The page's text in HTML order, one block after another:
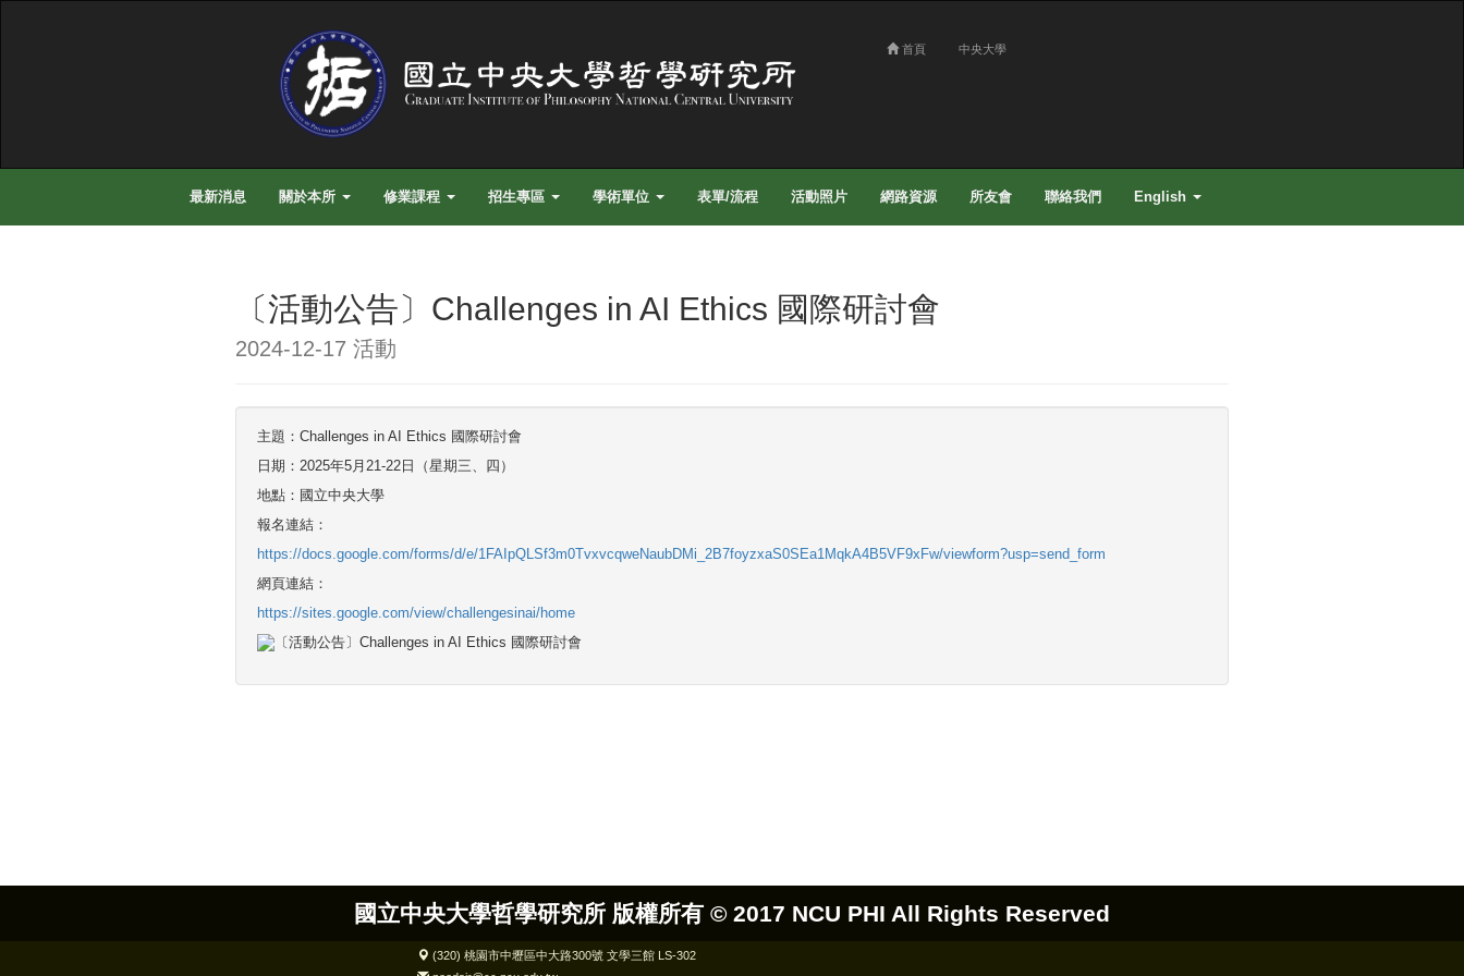
首頁 中央大學
最新消息 關於本所 修業課程 招生專區 學術單位 表單/流程 活動照片 網路資源 所友會 聯絡我們 English
〔活動公告〕Challenges in AI Ethics 國際研討會
2024-12-17 活動
主題：Challenges in AI Ethics 國際研討會
日期：2025年5月21-22日（星期三、四）
地點：國立中央大學
報名連結：
https://docs.google.com/forms/d/e/1FAIpQLSf3m0TvxvcqweNaubDMi_2B7foyzxaS0SEa1MqkA4B5VF9xFw/viewform?usp=send_form
網頁連結：
https://sites.google.com/view/challengesinai/home
國立中央大學哲學研究所 版權所有 © 2017 NCU PHI All Rights Reserved
(320) 桃園市中壢區中大路300號 文學三館 LS-302